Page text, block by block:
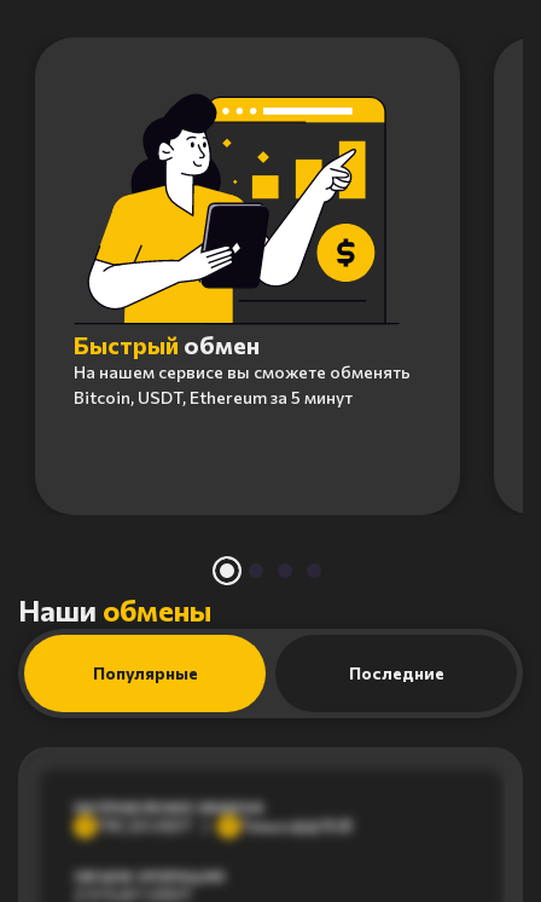
Быстрый обмен
На нашем сервисе вы сможете обменять
Bitcoin, USDT, Ethereum за 5 минут
Наши обмены
Популярные Последние
НАПРАВЛЕНИЕ ОБМЕНА
T
Тинькофф RUB
ОБЪЕМ ОПЕРАЦИИ